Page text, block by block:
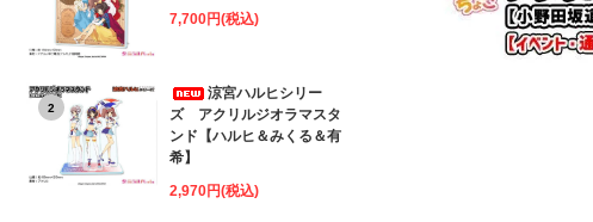
7,700円(税込)
2
涼宮ハルヒシリー
ズ アクリルジオラマスタ
ンド【ハルヒ＆みくる＆有
希】
2,970円(税込)